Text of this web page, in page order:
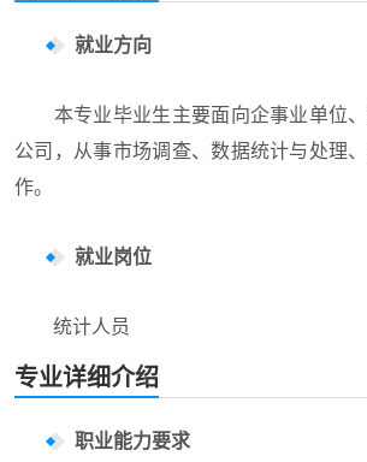
就业方向
本专业毕业生主要面向企事业单位、
公司，从事市场调查、数据统计与处理
作。
就业岗位
统计人员
专业详细介绍
职业能力要求